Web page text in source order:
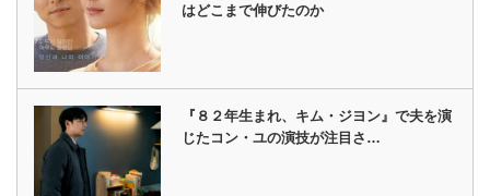
はどこまで伸びたのか
『８２年生まれ、キム・ジヨン』で夫を演
じたコン・ユの演技が注目さ…